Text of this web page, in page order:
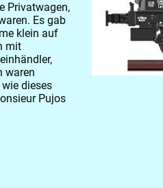
Privatwagen,
Es gab
klein auf
mit
waren
dieses
Pujos